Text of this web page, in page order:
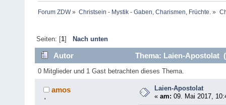
Forum ZDW» Christsein - Mystik - Gaben, Charismen, Früchte. »
Seiten: [1] Nach unten
Autor Thema: Laien-Apostolat
0 Mitglieder und 1 Gast betrachten dieses Thema.
amos
'
Laien-Apostolat
«am: 09. Mai 2017,